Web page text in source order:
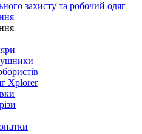
захисту та робочий одяг
Xplorer